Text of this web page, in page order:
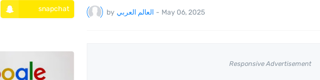
by العالم العربي - May 06, 2025
Responsive Advertisement
snapchat